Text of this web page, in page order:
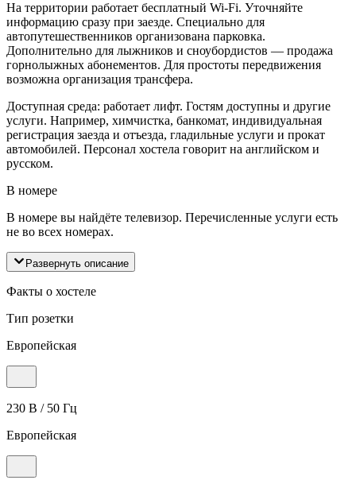
На территории работает бесплатный Wi-Fi. Уточняйте
информацию сразу при заезде. Специально для
автопутешественников организована парковка.
Дополнительно для лыжников и сноубордистов — продажа
горнолыжных абонементов. Для простоты передвижения
возможна организация трансфера.
Доступная среда: работает лифт. Гостям доступны и другие
услуги. Например, химчистка, банкомат, индивидуальная
регистрация заезда и отъезда, гладильные услуги и прокат
автомобилей. Персонал хостела говорит на английском и
русском.
В номере
В номере вы найдёте телевизор. Перечисленные услуги есть
не во всех номерах.
Развернуть описание
Факты о хостеле
Тип розетки
Европейская
230 В / 50 Гц
Европейская